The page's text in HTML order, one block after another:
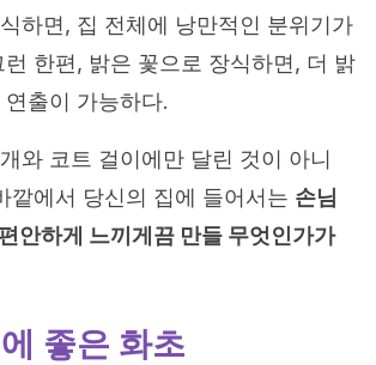
하면, 집 전체에 낭만적인 분위기가
한편, 밝은 꽃으로 장식하면, 더 밝
출이 가능하다.
와 코트 걸이에만 달린 것이 아니
깥에서 당신의 집에 들어서는 손님
안하게 느끼게끔 만들 무엇인가가
좋은 화초